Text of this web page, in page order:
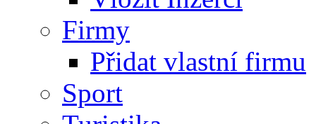
Firmy
Přidat vlastní firmu
Sport